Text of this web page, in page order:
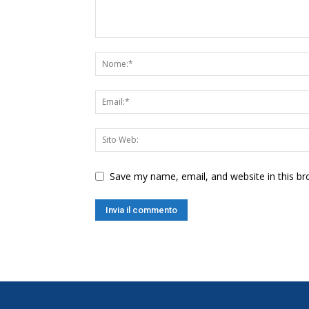
Save my name, email, and website in this